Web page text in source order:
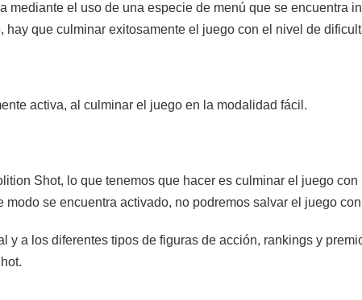
mediante el uso de una especie de menú que se encuentra
hay que culminar exitosamente el juego con el nivel de
activa, al culminar el juego en la modalidad fácil.
Shot, lo que tenemos que hacer es culminar el juego
se encuentra activado, no podremos salvar el juego
y a los diferentes tipos de figuras de acción, rankings y